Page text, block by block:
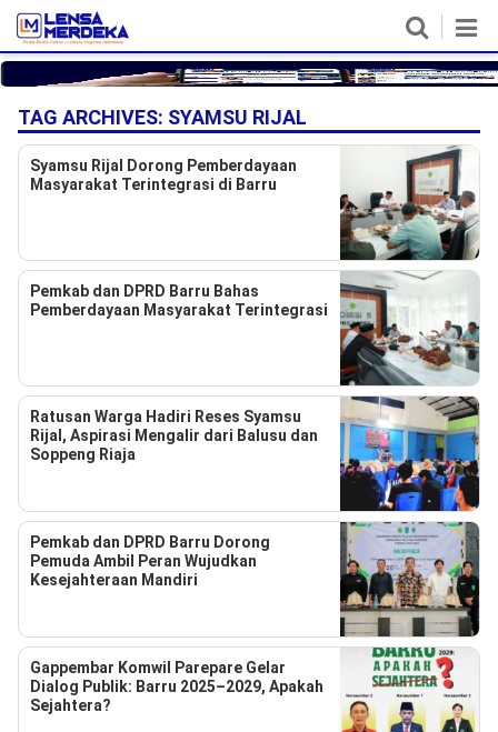
©
2026
Lensa
Merdeka
TAG ARCHIVES: SYAMSU RIJAL
Syamsu Rijal Dorong Pemberdayaan
Masyarakat Terintegrasi di Barru
Pemkab dan DPRD Barru Bahas
Pemberdayaan Masyarakat Terintegrasi
Ratusan Warga Hadiri Reses Syamsu
Rijal, Aspirasi Mengalir dari Balusu dan
Soppeng Riaja
Pemkab dan DPRD Barru Dorong
Pemuda Ambil Peran Wujudkan
Kesejahteraan Mandiri
Gappembar Komwil Parepare Gelar
Dialog Publik: Barru 2025–2029, Apakah
Sejahtera?